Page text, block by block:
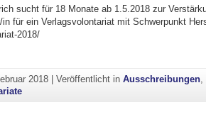
sucht für 18 Monate ab 1.5.2018 zur
für ein Verlagsvolontariat mit Schwerpunkt
2018/
2018 |Veröffentlicht inAusschreibungen,